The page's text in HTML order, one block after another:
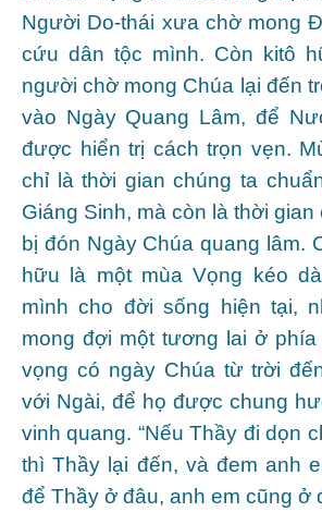
Người Do-thái xưa chờ mong
cứu dân tộc mình. Còn kitô
người chờ mong Chúa lại đến
vào Ngày Quang Lâm, để
được hiển trị cách trọn vẹn.
chỉ là thời gian chúng ta
Giáng Sinh, mà còn là thời
bị đón Ngày Chúa quang lâm.
hữu là một mùa Vọng kéo
mình cho đời sống hiện tại,
mong đợi một tương lai ở
vọng có ngày Chúa từ trời
với Ngài, để họ được chung
vinh quang. “Nếu Thầy đi dọn
thì Thầy lại đến, và đem anh
để Thầy ở đâu, anh em cũng ở